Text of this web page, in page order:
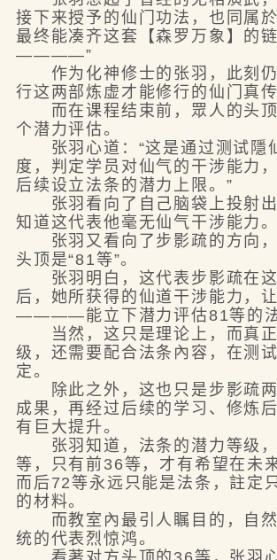
接下来授予的仙门功法，也同属於
最终能凑齐这套【森罗万象】的
————”
作为化神修士的张羽，此刻仍
行这两部炼虚才能修行的仙门真传
而在课程结束前，眾人的头顶
个潜力评估。
张羽心道：“这是通过测试隱
度，判定学员对仙气的干涉能力
后续设立法条的潜力上限。”
张羽看向了自己脑袋上投射出
知道这代表他毫无仙气干涉能力。
张羽又看向了步影疏的方向，
头顶是“81等”。
张羽明白，这代表步影疏在这
后，她所获得的仙道干涉能力，
————能立下潜力评估81等的法
当然，这只是理论上，而真正
级，还需要配合法条內容，在测
定。
除此之外，这也只是步影疏两
成果，再经过后续的学习、修炼
有巨大提升。
张羽知道，法条的潜力等级，
等，只有前36等，才有希望在未
而后72等永远只能是法条，註定
的材料。
而教室內最引人瞩目的，自然
统的代表烈惊鸿。